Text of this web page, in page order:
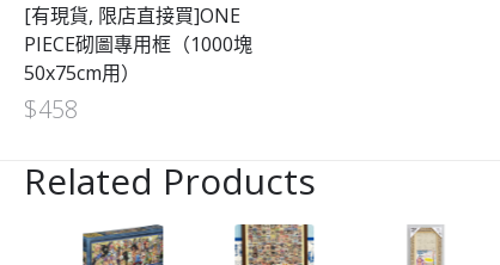
[有現貨, 限店直接買]ONE
PIECE砌圖專用框（1000塊
50x75cm用）
$458
Related Products